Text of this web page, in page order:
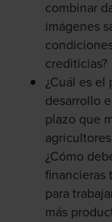
combinar
imágenes
crediticias?
¿Cuál es
desarrollo
plazo que
¿Cómo
financieras
para
más